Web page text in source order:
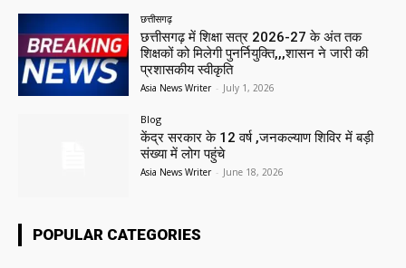
छत्तीसगढ़
छत्तीसगढ़ में शिक्षा सत्र 2026-27 के अंत तक
शिक्षकों को मिलेगी पुनर्नियुक्ति,,,शासन ने जारी की
प्रशासकीय स्वीकृति
Asia News Writer - July 1, 2026
Blog
केंद्र सरकार के 12 वर्ष ,जनकल्याण शिविर में बड़ी
संख्या में लोग पहुंचे
Asia News Writer - June 18, 2026
POPULAR CATEGORIES